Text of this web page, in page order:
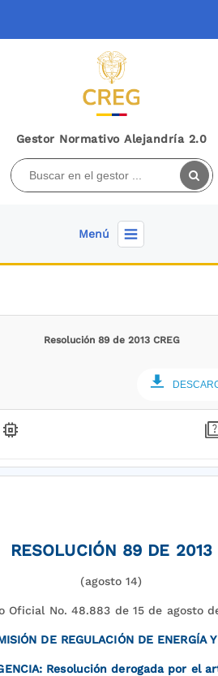
Gestor Normativo Alejandría 2.0
Menú
Resolución 89 de 2013 CREG
memory
RESOLUCIÓN 89 DE 2013
(agosto 14)
Oficial No. 48.883 de 15 de agosto
DE REGULACIÓN DE ENERGÍA
Resolución derogada por el